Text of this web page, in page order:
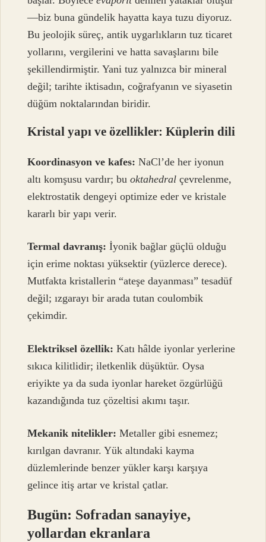
—biz buna gündelik hayatta kaya tuzu diyoruz.
Bu jeolojik süreç, antik uygarlıkların tuz ticaret
yollarını, vergilerini ve hatta savaşlarını bile
şekillendirmiştir. Yani tuz yalnızca bir mineral
değil; tarihte iktisadın, coğrafyanın ve siyasetin
düğüm noktalarından biridir.
Kristal yapı ve özellikler: Küplerin dili
Koordinasyon ve kafes: NaCl’de her iyonun
altı komşusu vardır; buoktahedral çevrelenme,
elektrostatik dengeyi optimize eder ve kristale
kararlı bir yapı verir.
Termal davranış: İyonik bağlar güçlü olduğu
için erime noktası yüksektir (yüzlerce derece).
Mutfakta kristallerin “ateşe dayanması” tesadüf
değil; ızgarayı bir arada tutan coulombik
çekimdir.
Elektriksel özellik: Katı hâlde iyonlar yerlerine
sıkıca kilitlidir; iletkenlik düşüktür. Oysa
eriyikte ya da suda iyonlar hareket özgürlüğü
kazandığında tuz çözeltisi akımı taşır.
Mekanik nitelikler: Metaller gibi esnemez;
kırılgan davranır. Yük altındaki kayma
düzlemlerinde benzer yükler karşı karşıya
gelince itiş artar ve kristal çatlar.
Bugün: Sofradan sanayiye,
yollardan ekranlara